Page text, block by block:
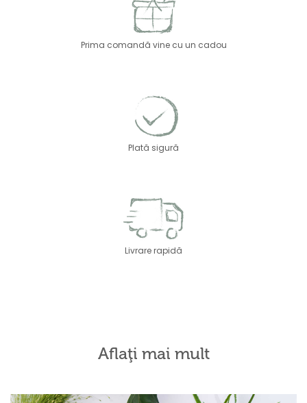
Prima comandă vine cu un cadou
Plată sigură
Livrare rapidă
Aflaţi mai mult